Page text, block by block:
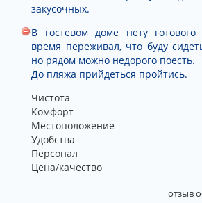
закусочных.
В гостевом доме нету
время переживал, что буду
но рядом можно недорого поесть.
До пляжа прийдеться пройтись.
Чистота
Комфорт
Местоположение
Удобства
Персонал
Цена/качество
отзыв